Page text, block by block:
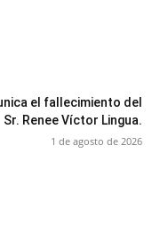
el fallecimiento del
Sr. Renee Víctor Lingua.
1 de agosto de 2026